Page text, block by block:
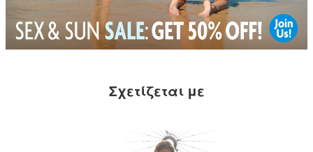
Σχετίζεται με